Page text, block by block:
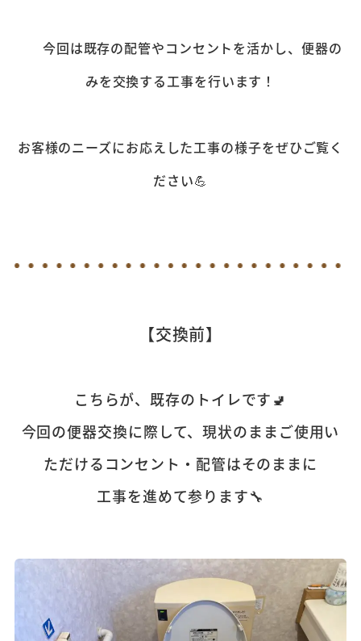
今回は既存の配管やコンセントを活かし、便器の
みを交換する工事を行います！
お客様のニーズにお応えした工事の様子をぜひご覧く
ださい💪
【交換前】
こちらが、既存のトイレです🚽
今回の便器交換に際して、現状のままご使用い
ただけるコンセント・配管はそのままに
工事を進めて参ります🔧